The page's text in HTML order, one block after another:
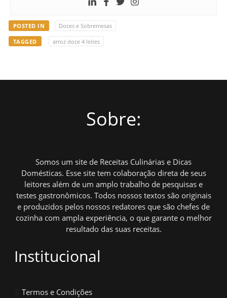
POSTED IN Doces e Sobremesas
TAGGED arroz doce 4 leites
Sobre:
Somos um site de Receitas Culinárias e Dicas
Domésticas. Esse site tem colaboração direta de seus
leitores além de um amplo trabalho de pesquisas e
testes gastronômicos. Todos nossos textos são originais
e produzidos pelos nossos redatores que são chefes de
cozinha com ampla experiência, o que garante o melhor
resultado das suas receitas.
Institucional
Termos e Condições